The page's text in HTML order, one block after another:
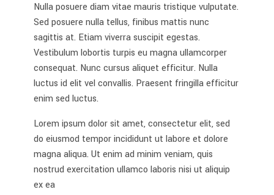
Nulla posuere diam vitae mauris tristique vulputate.
Sed posuere nulla tellus, finibus mattis nunc
sagittis at. Etiam viverra suscipit egestas.
Vestibulum lobortis turpis eu magna ullamcorper
consequat. Nunc cursus aliquet efficitur. Nulla
luctus id elit vel convallis. Praesent fringilla efficitur
enim sed luctus.
Lorem ipsum dolor sit amet, consectetur elit, sed
do eiusmod tempor incididunt ut labore et dolore
magna aliqua. Ut enim ad minim veniam, quis
nostrud exercitation ullamco laboris nisi ut aliquip
ex ea